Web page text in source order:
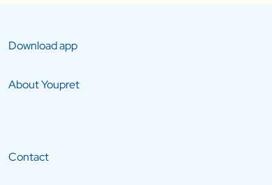
Download app
About Youpret
Contact